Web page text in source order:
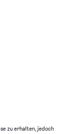
zu erhalten, jedoch